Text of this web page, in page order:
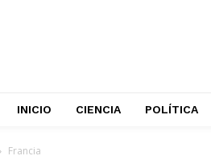
INICIO CIENCIA POLÍTICA
Francia